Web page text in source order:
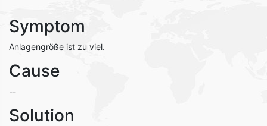
Symptom
Anlagengröße ist zu viel.
Cause
--
Solution